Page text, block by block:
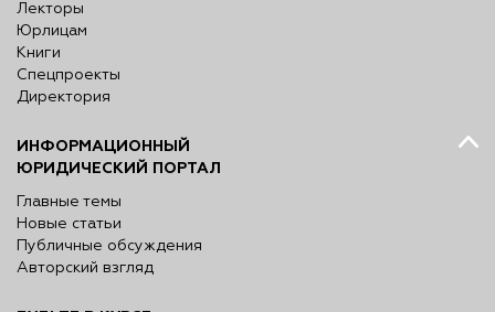
Лекторы
Юрлицам
Книги
Спецпроекты
Директория
ИНФОРМАЦИОННЫЙ
ЮРИДИЧЕСКИЙ ПОРТАЛ
Главные темы
Новые статьи
Публичные обсуждения
Авторский взгляд